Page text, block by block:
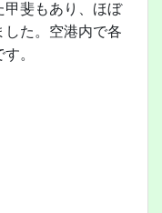
甲斐もあり、ほぼ
した。空港内で各
。